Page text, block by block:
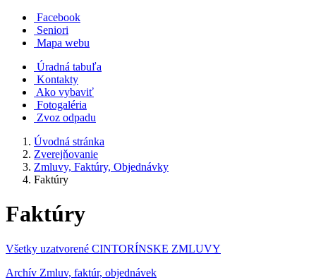
Facebook
Seniori
Mapa webu
Úradná tabuľa
Kontakty
Ako vybaviť
Fotogaléria
Zvoz odpadu
Úvodná stránka
Zverejňovanie
Zmluvy, Faktúry, Objednávky
Faktúry
Faktúry
Všetky uzatvorené CINTORÍNSKE ZMLUVY
Archív Zmluv, faktúr, objednávek